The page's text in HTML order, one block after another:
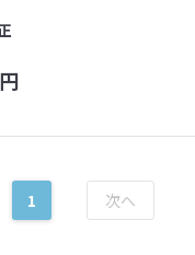
円
1